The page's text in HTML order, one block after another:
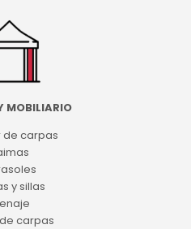
MOBILIARIO
de carpas
y sillas
carpas